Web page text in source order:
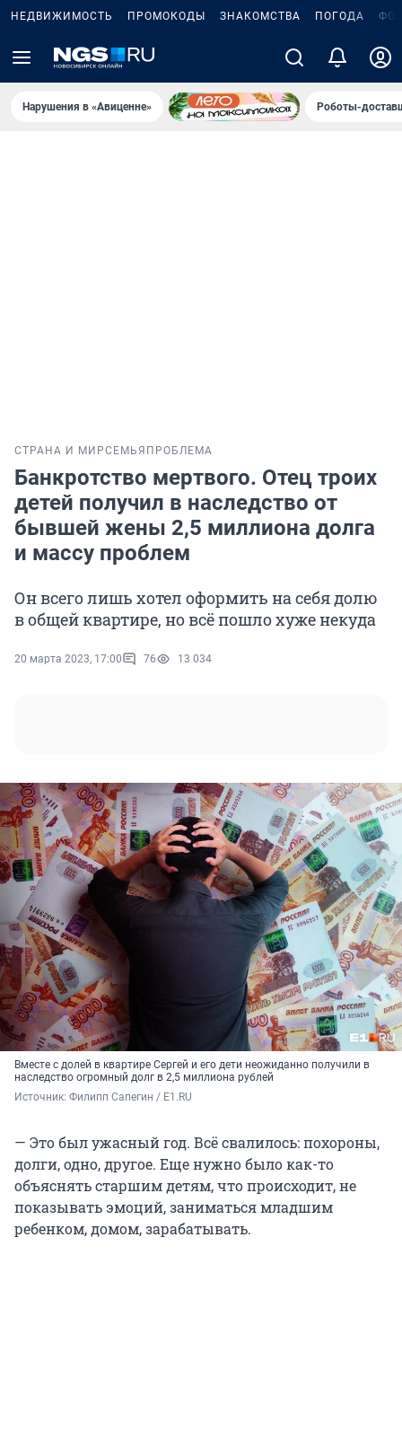
НЕДВИЖИМОСТЬ ПРОМОКОДЫ ЗНАКОМСТВА ПОГОДА
Нарушения в «Авиценне» Роботы-
СТРАНА И МИРСЕМЬЯ ПРОБЛЕМА
Банкротство мертвого. Отец троих
детей получил в наследство от
бывшей жены 2,5 миллиона долга
и массу проблем
Он всего лишь хотел оформить на себя долю
в общей квартире, но всё пошло хуже некуда
20 марта 2023, 17:00 76 13 034
Вместе с долей в квартире Сергей и его дети неожиданно получили в
наследство огромный долг в 2,5 миллиона рублей
Источник: Филипп Сапегин / E1.RU
— Это был ужасный год. Всё свалилось: похороны,
долги, одно, другое. Еще нужно было как-то
объяснять старшим детям, что происходит, не
показывать эмоций, заниматься младшим
ребенком, домом, зарабатывать.